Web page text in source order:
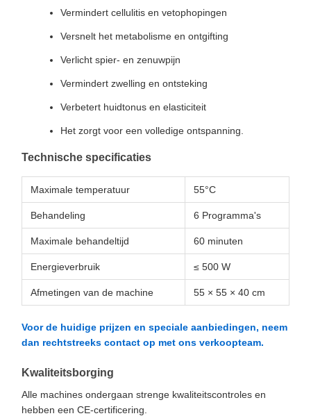
Vermindert cellulitis en vetophopingen
Versnelt het metabolisme en ontgifting
Verlicht spier- en zenuwpijn
Vermindert zwelling en ontsteking
Verbetert huidtonus en elasticiteit
Het zorgt voor een volledige ontspanning.
Technische specificaties
Maximale temperatuur 55°C
Behandeling 6 Programma's
Maximale behandeltijd 60 minuten
Energieverbruik ≤ 500 W
Afmetingen van de machine 55 × 55 × 40 cm
Voor de huidige prijzen en speciale aanbiedingen, neem
dan rechtstreeks contact op met ons verkoopteam.
Kwaliteitsborging
Alle machines ondergaan strenge kwaliteitscontroles en
hebben een CE-certificering.